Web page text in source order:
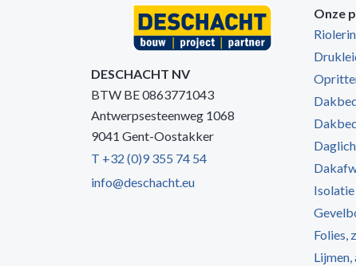
DESCHACHT NV
BTW BE 0863771043
Antwerpsesteenweg 1068
9041 Gent-Oostakker
T +32 (0)9 355 74 54
info@deschacht.eu
Onze
Isolatie
Folies,